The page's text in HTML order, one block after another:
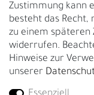
Garantie
B2B Geschäftskunden
Zustimmung kann
besteht das Recht,
zu einem späteren
widerrufen.
Hinweise zur
unserer